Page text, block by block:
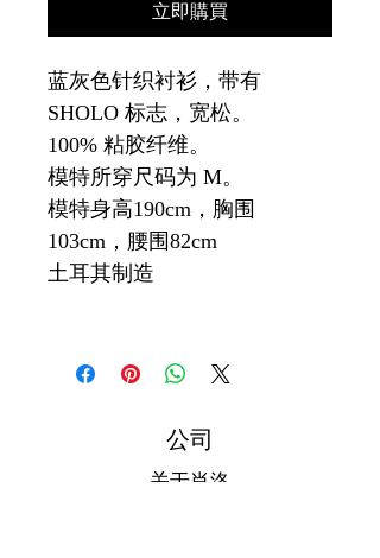
立即購買
蓝灰色针织衬衫，带有
SHOLO 标志，宽松。
100% 粘胶纤维。
模特所穿尺码为 M。
模特身高190cm，胸围
103cm，腰围82cm
土耳其制造
关于肖洛
公司